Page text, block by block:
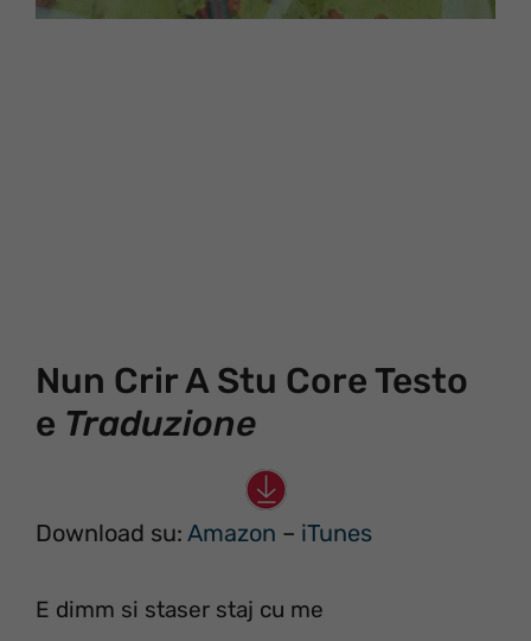
Nun Crir A Stu Core Testo
e Traduzione
Download su: Amazon – iTunes
E dimm si staser staj cu me